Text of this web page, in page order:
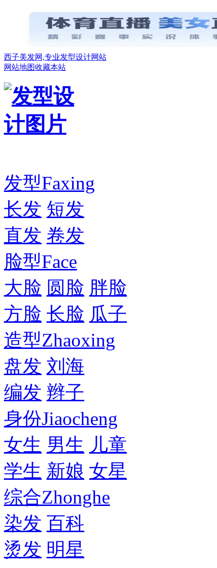
西子美发网,专业发型设计网站
网站地图收藏本站
发型Faxing
长发 短发
直发 卷发
脸型Face
大脸 圆脸 胖脸
方脸 长脸 瓜子
造型Zhaoxing
盘发 刘海
编发 辫子
身份Jiaocheng
女生 男生 儿童
学生 新娘 女星
综合Zhonghe
染发 百科
烫发 明星